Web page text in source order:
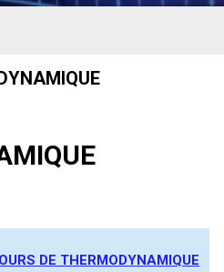
DE THERMODYNAMIQUE